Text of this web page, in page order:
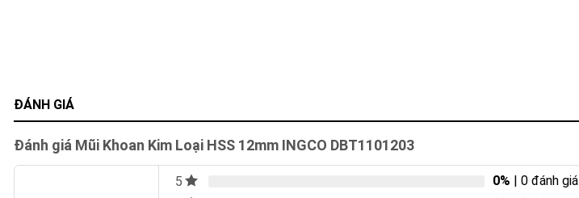
ĐÁNH GIÁ
Đánh giá Mũi Khoan Kim Loại HSS 12mm INGCO DBT1101203
5 0% | 0 đánh giá